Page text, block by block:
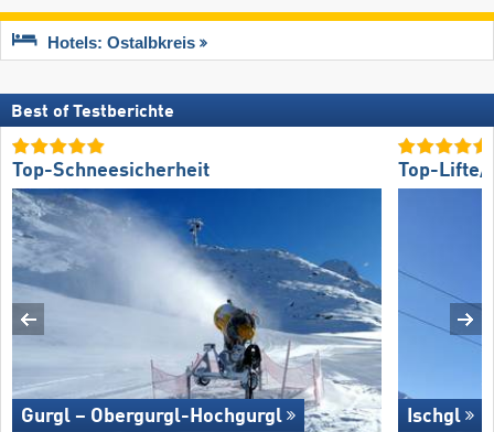
Hotels: Ostalbkreis
Best of Testberichte
Top-Schneesicherheit
Gurgl – Obergurgl-Hochgurgl
Top-Lifte/
Ischgl